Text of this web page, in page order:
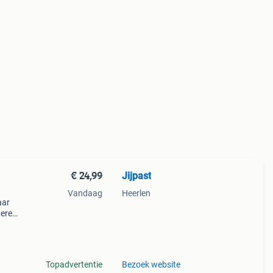
€ 24,99
Vandaag
Topadvertentie
Jijpast
Heerlen
Bezoek website